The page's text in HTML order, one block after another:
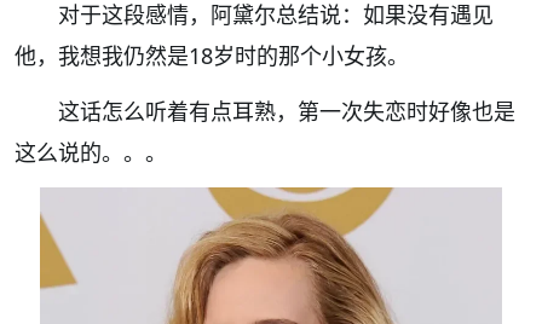
对于这段感情，阿黛尔总结说：如果没有遇见
他，我想我仍然是18岁时的那个小女孩。
这话怎么听着有点耳熟，第一次失恋时好像也是
这么说的。。。